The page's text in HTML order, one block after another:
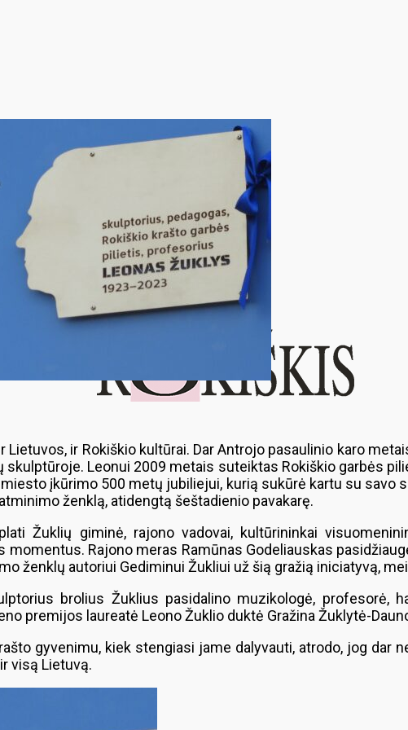
ir Rokiškio kultūrai. Dar Antrojo pasaulinio karo
skulptūroje. Leonui 2009 metais suteiktas Rokiškio garbės
įkūrimo 500 metų jubiliejui, kurią sukūrė kartu su savo
ženklą, atidengtą šeštadienio pavakarę.
Žuklių giminė, rajono vadovai, kultūrininkai
Rajono meras Ramūnas Godeliauskas
ženklų autoriui Gediminui Žukliui už šią gražią iniciatyvą,
brolius Žuklius pasidalino muzikologė, profesorė,
premijos laureatė Leono Žuklio duktė Gražina Žuklytė-
gyvenimu, kiek stengiasi jame dalyvauti, atrodo, jog
visą Lietuvą.